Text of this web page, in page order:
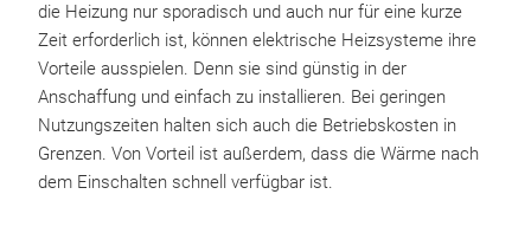
die Heizung nur sporadisch und auch nur für eine kurze
Zeit erforderlich ist, können elektrische Heizsysteme ihre
Vorteile ausspielen. Denn sie sind günstig in der
Anschaffung und einfach zu installieren. Bei geringen
Nutzungszeiten halten sich auch die Betriebskosten in
Grenzen. Von Vorteil ist außerdem, dass die Wärme nach
dem Einschalten schnell verfügbar ist.